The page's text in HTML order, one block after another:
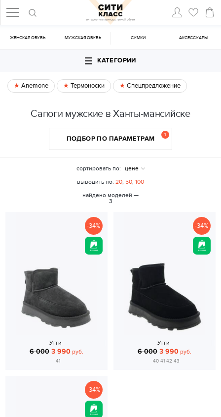
ЖЕНСКАЯ ОБУВЬ МУЖСКАЯ ОБУВЬ CУМКИ АКСЕССУАРЫ
КАТЕГОРИИ
Anemone Термоноски Спецпредложение
Сапоги мужские в Ханты-мансийске
ПОДБОР ПО ПАРАМЕТРАМ 1
сортировать по:
цене
выводить по: 20, 50, 100
найдено моделей —
3
-34%
Угги
6 000 3 990 руб.
41
-34%
Угги
6 000 3 990 руб.
40 41 42 43
-34%